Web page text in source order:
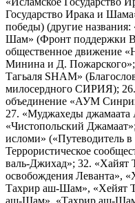
Государство Ирака и
победы) (другие
Шам» (Фронт поддержки
общественное движение
Минина и Д.
Тагьаля SHAM»
милосердного СИРИЯ);
объединение «АУМ
27. «Муджахеды джамаата
«Чистопольский
исломи» («Путеводитель в
Террористическое
валь-Джихад»; 32.
освобождения Леванта»,
Тахрир аш-Шам», «Хейят
аш-Шам», «Тахрир аш-